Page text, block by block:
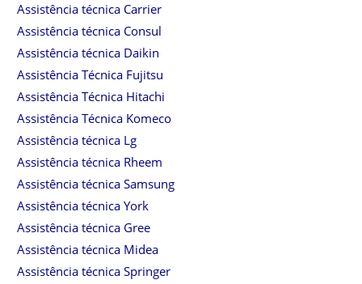
Assistência técnica Carrier
Assistência técnica Consul
Assistência técnica Daikin
Assistência Técnica Fujitsu
Assistência Técnica Hitachi
Assistência Técnica Komeco
Assistência técnica Lg
Assistência técnica Rheem
Assistência técnica Samsung
Assistência técnica York
Assistência técnica Gree
Assistência técnica Midea
Assistência técnica Springer